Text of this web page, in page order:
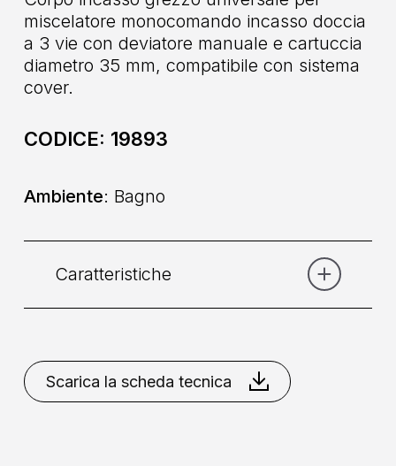
miscelatore monocomando incasso doccia
a 3 vie con deviatore manuale e cartuccia
diametro 35 mm, compatibile con sistema
cover.
CODICE: 19893
Ambiente: Bagno
Caratteristiche
Categoria:Corpo incasso
Scarica la scheda tecnica